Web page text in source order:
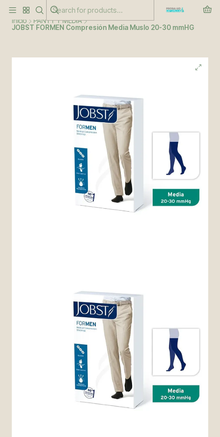
Inicio
PANTY Y MEDIA
JOBST FORMEN Compresión Media Muslo 20-30 mmHG